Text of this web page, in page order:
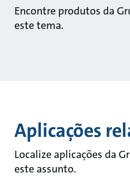
Encontre produtos da
este tema.
Aplicações
Localize aplicações da
este assunto.